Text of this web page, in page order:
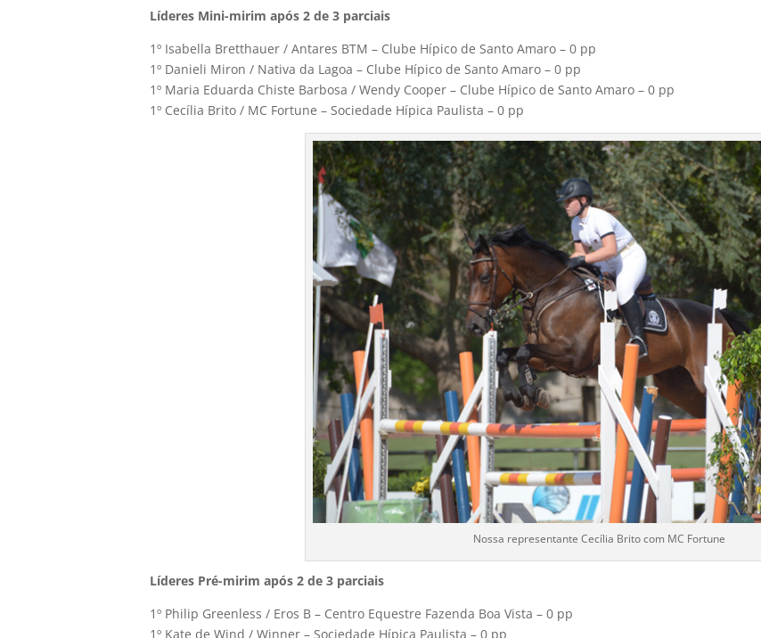
Líderes Mini-mirim após 2 de 3 parciais
1º Isabella Bretthauer / Antares BTM – Clube Hípico de Santo Amaro – 0 pp
1º Danieli Miron / Nativa da Lagoa – Clube Hípico de Santo Amaro – 0 pp
1º Maria Eduarda Chiste Barbosa / Wendy Cooper – Clube Hípico de Santo Amaro – 0 pp
1º Cecília Brito / MC Fortune – Sociedade Hípica Paulista – 0 pp
Nossa representante Cecília Brito com MC Fortune
Líderes Pré-mirim após 2 de 3 parciais
1º Philip Greenless / Eros B – Centro Equestre Fazenda Boa Vista – 0 pp
1º Kate de Wind / Winner – Sociedade Hípica Paulista – 0 pp